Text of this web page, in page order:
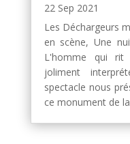
22 Sep 2021
Les Déchargeurs
en scène, Une
L'homme qui
joliment
spectacle nous
ce monument de